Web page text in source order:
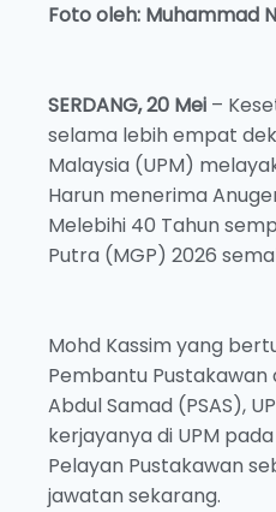
Foto oleh: Muhammad
SERDANG, 20 Mei –
selama lebih empat
Malaysia (UPM)
Harun menerima
Melebihi 40 Tahun
Putra (MGP) 2026
Mohd Kassim yang
Pembantu Pustakawan
Abdul Samad (PSAS),
kerjayanya di UPM
Pelayan Pustakawan
jawatan sekarang.